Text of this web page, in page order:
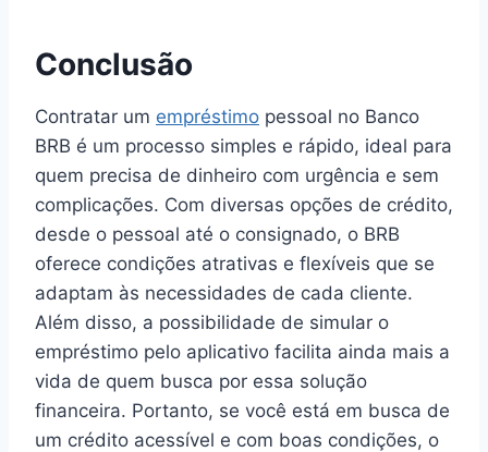
Conclusão
Contratar um empréstimo pessoal no Banco
BRB é um processo simples e rápido, ideal para
quem precisa de dinheiro com urgência e sem
complicações. Com diversas opções de crédito,
desde o pessoal até o consignado, o BRB
oferece condições atrativas e flexíveis que se
adaptam às necessidades de cada cliente.
Além disso, a possibilidade de simular o
empréstimo pelo aplicativo facilita ainda mais a
vida de quem busca por essa solução
financeira. Portanto, se você está em busca de
um crédito acessível e com boas condições, o